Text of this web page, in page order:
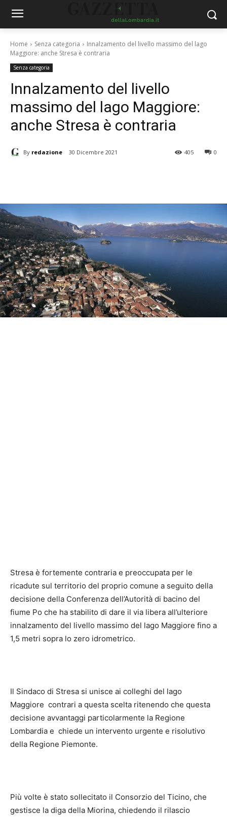
Home Senza categoria
Innalzamento del livello massimo del lago
Maggiore: anche Stresa è contraria
Senza categoria
Innalzamento del livello
massimo del lago Maggiore:
anche Stresa è contraria
By redazione 30 Dicembre 2021 0
405
Stresa è fortemente contraria e preoccupata per le
ricadute sul territorio del proprio comune a seguito della
decisione della Conferenza dell’Autorità di bacino del
fiume Po che ha stabilito di dare il via libera all’ulteriore
innalzamento del livello massimo del lago Maggiore fino a
1,5 metri sopra lo zero idrometrico.
Il Sindaco di Stresa si unisce ai colleghi del lago
Maggiore contrari a questa scelta ritenendo che questa
decisione avvantaggi particolarmente la Regione
Lombardia e chiede un intervento urgente e risolutivo
della Regione Piemonte.
Più volte è stato sollecitato il Consorzio del Ticino, che
gestisce la diga della Miorina, chiedendo il rilascio